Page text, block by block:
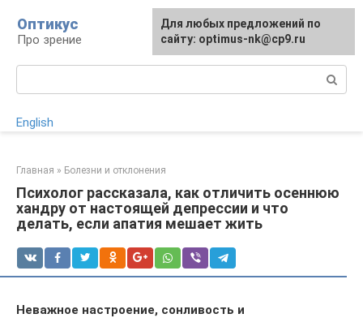
контенту
Оптикус
Про зрение
English
Главная » Болезни и отклонения
Психолог рассказала, как отличить осеннюю
хандру от настоящей депрессии и что
делать, если апатия мешает жить
Неважное настроение, сонливость и
Для любых предложений по
сайту: optimus-nk@cp9.ru